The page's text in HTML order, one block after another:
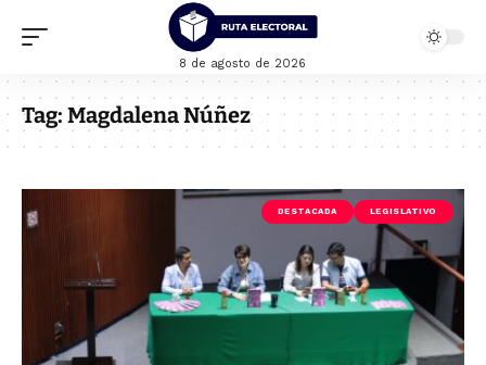
8 de agosto de 2026
Tag: Magdalena Núñez
DESTACADA LEGISLATIVO